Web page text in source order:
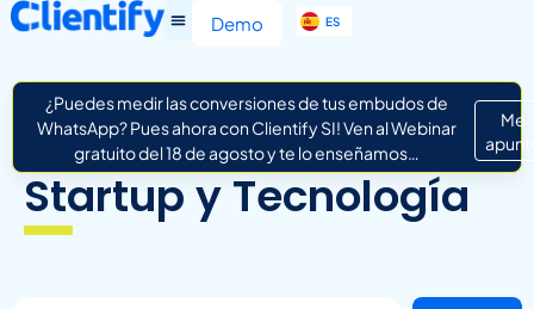
Demo ES
IT
¿Puedes medir las conversiones de tus embudos de
WhatsApp? Pues ahora con Clientify SI! Ven al Webinar
gratuito del 18 de agosto y te lo enseñamos…
Me
Startup y Tecnología